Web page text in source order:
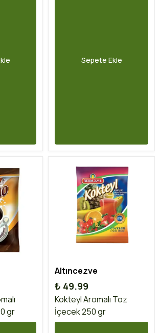
Sepete Ekle
gr
Altıncezve
₺ 49.99
Kokteyl Aromalı Toz
İçecek 250 gr